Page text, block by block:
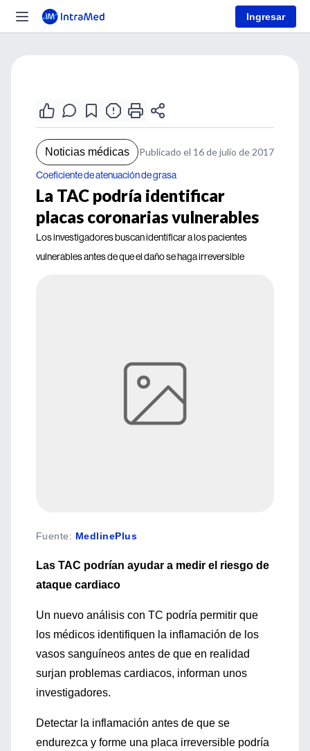
Ingresar
Noticias médicas Publicado el 16 de julio de 2017
Coeficiente de atenuación de grasa
La TAC podría identificar
placas coronarias vulnerables
Los investigadores buscan identificar a los pacientes
vulnerables antes de que el daño se haga irreversible
Fuente: MedlinePlus
Las TAC podrían ayudar a medir el riesgo de
ataque cardiaco
Un nuevo análisis con TC podría permitir que
los médicos identifiquen la inflamación de los
vasos sanguíneos antes de que en realidad
surjan problemas cardiacos, informan unos
investigadores.
Detectar la inflamación antes de que se
endurezca y forme una placa irreversible podría